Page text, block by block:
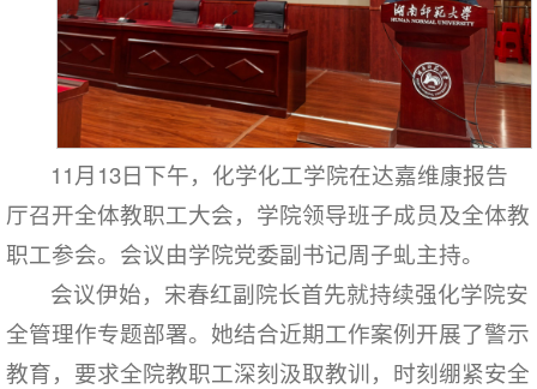
11月13日下午，化学化工学院在达嘉维康报告
厅召开全体教职工大会，学院领导班子成员及全体教
职工参会。会议由学院党委副书记周子虬主持。
会议伊始，宋春红副院长首先就持续强化学院安
全管理作专题部署。她结合近期工作案例开展了警示
教育，要求全院教职工深刻汲取教训，时刻绷紧安全